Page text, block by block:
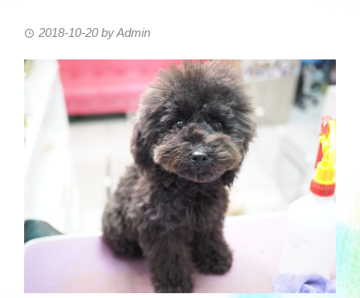
2018-10-20 byAdmin